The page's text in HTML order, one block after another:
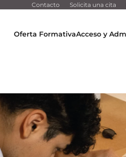
Contacto Solicita una cita
Oferta FormativaAcceso y